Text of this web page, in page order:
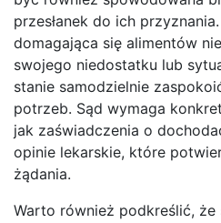
przesłanek do ich
domagająca się alimentów
swojego niedostatku lub
stanie samodzielnie
potrzeb. Sąd wymaga
jak zaświadczenia o
opinie lekarskie, które
żądania.
Warto również podkreślić, że